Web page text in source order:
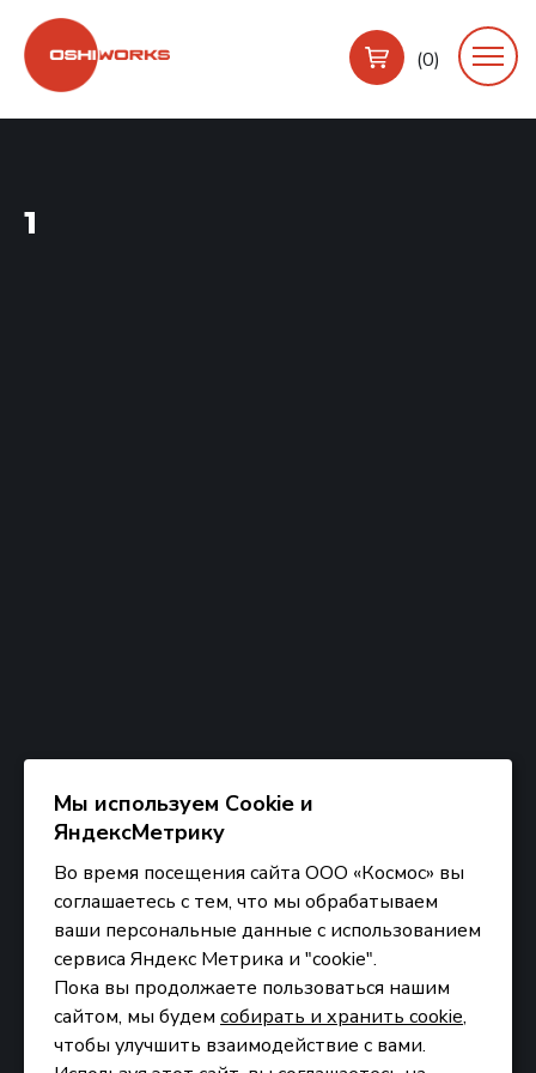
(0)
1
ООО «Космос» © 2026
Мы используем Сookie и
ЯндексМетрику
Во время посещения сайта ООО «Космос» вы
соглашаетесь с тем, что мы обрабатываем
ваши персональные данные с использованием
сервиса Яндекс Метрика и "cookie".
Пока вы продолжаете пользоваться нашим
сайтом, мы будем собирать и хранить cookie,
чтобы улучшить взаимодействие с вами.